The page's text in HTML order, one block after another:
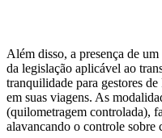
Além disso, a presença de um
da legislação aplicável ao
tranquilidade para gestores
em suas viagens. As
(quilometragem controlada),
alavancando o controle sobre